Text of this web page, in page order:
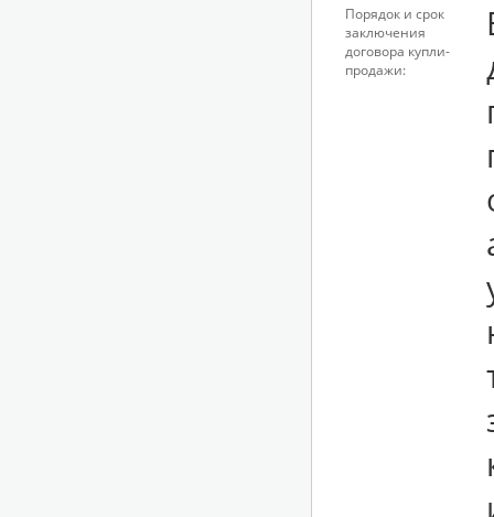
Порядок и срок
заключения
договора купли-
продажи: